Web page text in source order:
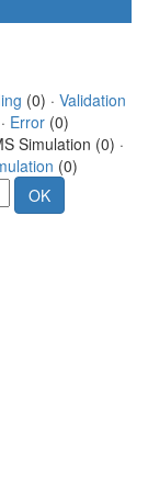
(0) · Validation
Error (0)
Simulation (0) ·
(0)